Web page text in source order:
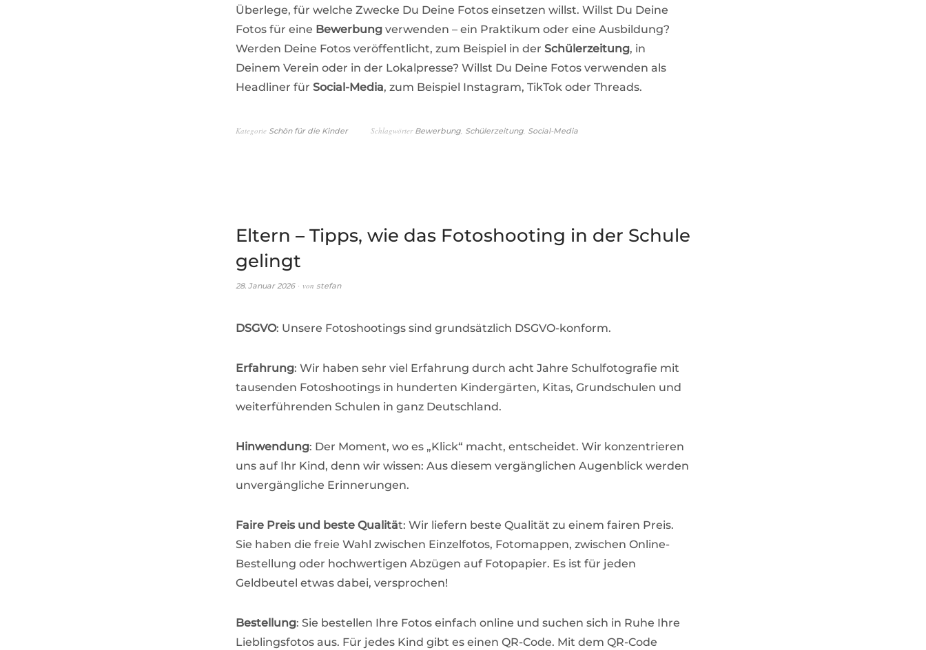
Überlege, für welche Zwecke Du Deine Fotos einsetzen willst. Willst Du Deine
Fotos für eine Bewerbung verwenden – ein Praktikum oder eine Ausbildung?
Werden Deine Fotos veröffentlicht, zum Beispiel in der Schülerzeitung, in
Deinem Verein oder in der Lokalpresse? Willst Du Deine Fotos verwenden als
Headliner für Social-Media, zum Beispiel Instagram, TikTok oder Threads.
Kategorie Schön für die Kinder Schlagwörter Bewerbung, Schülerzeitung, Social-Media
Eltern – Tipps, wie das Fotoshooting in der Schule
gelingt
28. Januar 2026 von stefan
DSGVO: Unsere Fotoshootings sind grundsätzlich DSGVO-konform.
Erfahrung: Wir haben sehr viel Erfahrung durch acht Jahre Schulfotografie mit
tausenden Fotoshootings in hunderten Kindergärten, Kitas, Grundschulen und
weiterführenden Schulen in ganz Deutschland.
Hinwendung: Der Moment, wo es „Klick“ macht, entscheidet. Wir konzentrieren
uns auf Ihr Kind, denn wir wissen: Aus diesem vergänglichen Augenblick werden
unvergängliche Erinnerungen.
Faire Preis und beste Qualität: Wir liefern beste Qualität zu einem fairen Preis.
Sie haben die freie Wahl zwischen Einzelfotos, Fotomappen, zwischen Online-
Bestellung oder hochwertigen Abzügen auf Fotopapier. Es ist für jeden
Geldbeutel etwas dabei, versprochen!
Bestellung: Sie bestellen Ihre Fotos einfach online und suchen sich in Ruhe Ihre
Lieblingsfotos aus. Für jedes Kind gibt es einen QR-Code. Mit dem QR-Code